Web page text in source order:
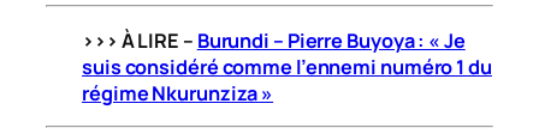
>>> À LIRE – Burundi – Pierre Buyoya : « Je
suis considéré comme l’ennemi numéro 1 du
régime Nkurunziza »